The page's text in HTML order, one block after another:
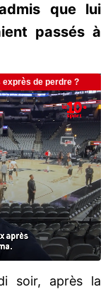
que lui
passés à
soir, après la